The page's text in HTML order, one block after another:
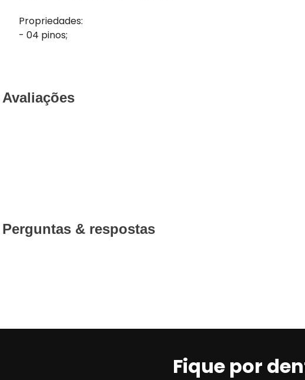
Propriedades:
- 04 pinos;
Avaliações
Perguntas & respostas
Fique por